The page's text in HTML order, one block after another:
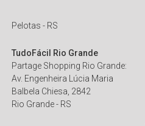
Pelotas - RS
TudoFácil Rio Grande
Partage Shopping Rio Grande:
Av. Engenheira Lúcia Maria
Balbela Chiesa, 2842
Rio Grande - RS